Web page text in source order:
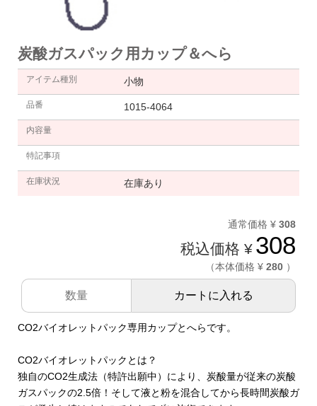
炭酸ガスパック用カップ＆へら
アイテム種別 小物
品番 1015-4064
内容量
特記事項
在庫状況 在庫あり
通常価格 ¥ 308
税込価格 ¥ 308
（本体価格 ¥ 280 ）
カートに入れる
CO2バイオレットパック専用カップとへらです。
CO2バイオレットパックとは？
独自のCO2生成法（特許出願中）により、炭酸量が従来の炭酸
ガスパックの2.5倍！そして液と粉を混合してから長時間炭酸ガ